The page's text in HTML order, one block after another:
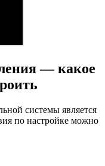
— какое
системы является
по настройке можно